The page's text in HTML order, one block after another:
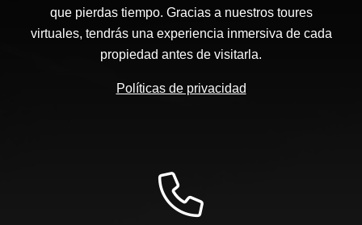
que pierdas tiempo. Gracias a nuestros toures
virtuales, tendrás una experiencia inmersiva de cada
propiedad antes de visitarla.
Políticas de privacidad